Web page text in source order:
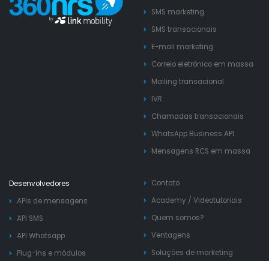
SMS marketing
SMS transacionais
E-mail marketing
Correio eletrónico em massa
Mailing transacional
IVR
Chamadas transacionais
WhatsApp Business API
Mensagens RCS em massa
Desenvolvedores
APIs de mensagens
API SMS
API Whatsapp
Plug-ins e módulos
Contato
Academy / Videotutoriais
Quem somos?
Ventagens
Soluções de marketing